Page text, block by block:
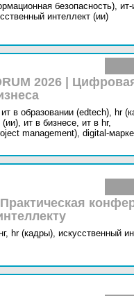
безопасность),
интеллект (ии)
2026 |
ит в образовании (edtech), hr
(ии), ит в бизнесе, ит в hr,
management), digital-
hr (кадры), искусственный